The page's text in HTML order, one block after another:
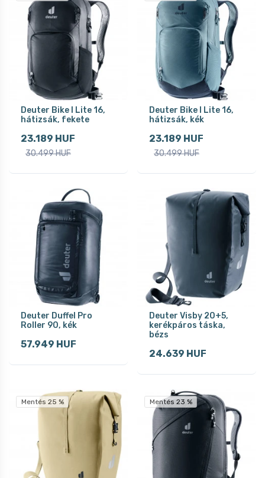
Deuter Bike I Lite 16,
hátizsák, fekete
23.189 HUF
30.499 HUF
Deuter Bike I Lite 16,
hátizsák, kék
23.189 HUF
30.499 HUF
Deuter Duffel Pro
Roller 90, kék
57.949 HUF
Deuter Visby 20+5,
kerékpáros táska,
bézs
24.639 HUF
Mentés 25 % Mentés 23 %